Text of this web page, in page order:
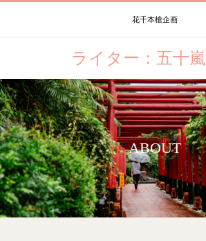
花千本槍企画
ライター：五十
ABOUT